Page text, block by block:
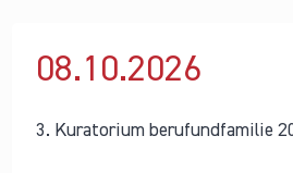
08.10.2026
3. Kuratorium berufundfamilie